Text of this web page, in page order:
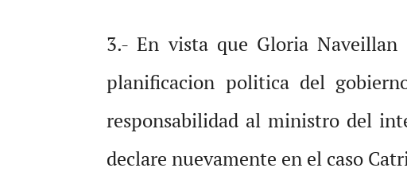
3.- En vista que Gloria Naveillan
planificacion politica del
responsabilidad al ministro del
declare nuevamente en el caso